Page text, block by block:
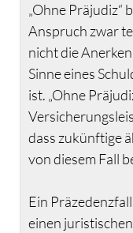
„Ohne Präjudiz“
Anspruch zwar
nicht die
Sinne eines
ist. „Ohne
dass zukünftige
von diesem Fall
Ein
einen